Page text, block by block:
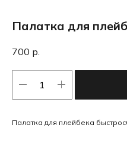
Палатка для
700 р.
Палатка для плейбека